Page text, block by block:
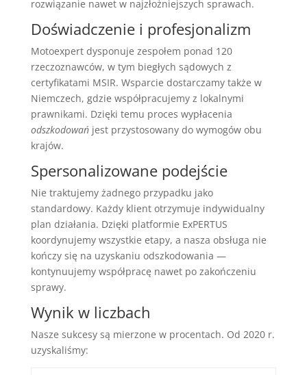
rozwiązanie nawet w najzłożniejszych sprawach.
Doświadczenie i profesjonalizm
Motoexpert dysponuje zespołem ponad 120
rzeczoznawców, w tym biegłych sądowych z
certyfikatami MSIR. Wsparcie dostarczamy także w
Niemczech, gdzie współpracujemy z lokalnymi
prawnikami. Dzięki temu proces wypłacenia
odszkodowańjest przystosowany do wymogów obu
krajów.
Spersonalizowane podejście
Nie traktujemy żadnego przypadku jako
standardowy. Każdy klient otrzymuje indywidualny
plan działania. Dzięki platformie ExPERTUS
koordynujemy wszystkie etapy, a nasza obsługa nie
kończy się na uzyskaniu odszkodowania —
kontynuujemy współpracę nawet po zakończeniu
sprawy.
Wynik w liczbach
Nasze sukcesy są mierzone w procentach. Od 2020 r.
uzyskaliśmy: